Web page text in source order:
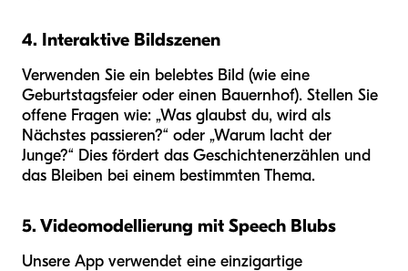
4. Interaktive Bildszenen
Verwenden Sie ein belebtes Bild (wie eine
Geburtstagsfeier oder einen Bauernhof). Stellen Sie
offene Fragen wie: „Was glaubst du, wird als
Nächstes passieren?“ oder „Warum lacht der
Junge?“ Dies fördert das Geschichtenerzählen und
das Bleiben bei einem bestimmten Thema.
5. Videomodellierung mit Speech Blubs
Unsere App verwendet eine einzigartige